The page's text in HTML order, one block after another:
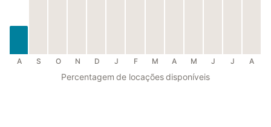
A S O N D J F M A M J J A
Percentagem de locações disponíveis